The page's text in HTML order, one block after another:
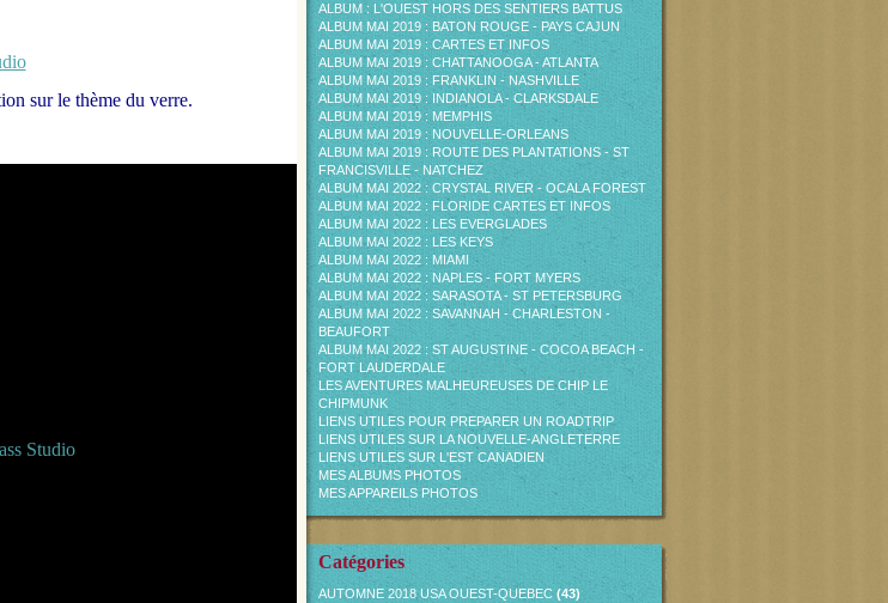
sur le thème du verre.
ALBUM : L'OUEST HORS DES SENTIERS BATTUS
ALBUM MAI 2019 : BATON ROUGE - PAYS CAJUN
ALBUM MAI 2019 : CARTES ET INFOS
ALBUM MAI 2019 : CHATTANOOGA - ATLANTA
ALBUM MAI 2019 : FRANKLIN - NASHVILLE
ALBUM MAI 2019 : INDIANOLA - CLARKSDALE
ALBUM MAI 2019 : MEMPHIS
ALBUM MAI 2019 : NOUVELLE-ORLEANS
ALBUM MAI 2019 : ROUTE DES PLANTATIONS - ST
FRANCISVILLE - NATCHEZ
ALBUM MAI 2022 : CRYSTAL RIVER - OCALA FOREST
ALBUM MAI 2022 : FLORIDE CARTES ET INFOS
ALBUM MAI 2022 : LES EVERGLADES
ALBUM MAI 2022 : LES KEYS
ALBUM MAI 2022 : MIAMI
ALBUM MAI 2022 : NAPLES - FORT MYERS
ALBUM MAI 2022 : SARASOTA - ST PETERSBURG
ALBUM MAI 2022 : SAVANNAH - CHARLESTON -
BEAUFORT
ALBUM MAI 2022 : ST AUGUSTINE - COCOA BEACH -
FORT LAUDERDALE
LES AVENTURES MALHEUREUSES DE CHIP LE
CHIPMUNK
LIENS UTILES POUR PREPARER UN ROADTRIP
LIENS UTILES SUR LA NOUVELLE-ANGLETERRE
LIENS UTILES SUR L'EST CANADIEN
MES ALBUMS PHOTOS
MES APPAREILS PHOTOS
Catégories
AUTOMNE 2018 USA OUEST-QUEBEC (43)